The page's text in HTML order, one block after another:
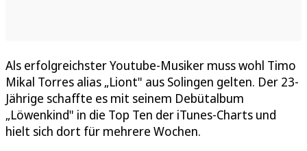
Als erfolgreichster Youtube-Musiker muss wohl Timo
Mikal Torres alias „Liont" aus Solingen gelten. Der 23-
Jährige schaffte es mit seinem Debütalbum
„Löwenkind" in die Top Ten der iTunes-Charts und
hielt sich dort für mehrere Wochen.